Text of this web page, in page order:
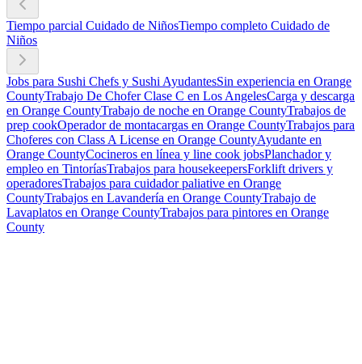
Tiempo parcial Cuidado de NiñosTiempo completo Cuidado de
Niños
Jobs para Sushi Chefs y Sushi AyudantesSin experiencia en Orange
CountyTrabajo De Chofer Clase C en Los AngelesCarga y descarga
en Orange CountyTrabajo de noche en Orange CountyTrabajos de
prep cookOperador de montacargas en Orange CountyTrabajos para
Choferes con Class A License en Orange CountyAyudante en
Orange CountyCocineros en línea y line cook jobsPlanchador y
empleo en TintoríasTrabajos para housekeepersForklift drivers y
operadoresTrabajos para cuidador paliative en Orange
CountyTrabajos en Lavandería en Orange CountyTrabajo de
Lavaplatos en Orange CountyTrabajos para pintores en Orange
County